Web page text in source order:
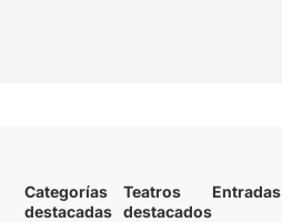
Categorías
destacadas
Teatros
destacados
Entradas